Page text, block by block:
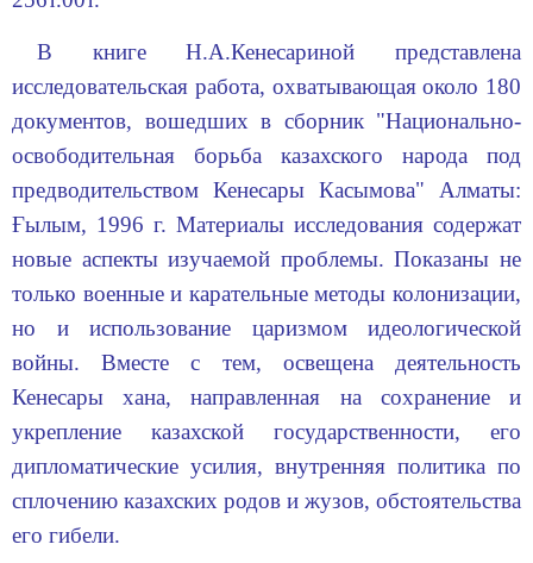
В книге Н.А.Кенесариной представлена
исследовательская работа, охватывающая около 180
документов, вошедших в сборник "Национально-
освободительная борьба казахского народа под
предводительством Кенесары Касымова" Алматы:
Ғылым, 1996 г. Материалы исследования содержат
новые аспекты изучаемой проблемы. Показаны не
только военные и карательные методы колонизации,
но и использование царизмом идеологической
войны. Вместе с тем, освещена деятельность
Кенесары хана, направленная на сохранение и
укрепление казахской государственности, его
дипломатические усилия, внутренняя политика по
сплочению казахских родов и жузов, обстоятельства
его гибели.